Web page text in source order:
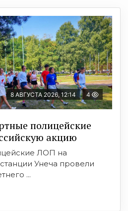
8 АВГУСТА 2026, 12:14 4
полицейские
акцию
ЛОП на
Унеча провели
...